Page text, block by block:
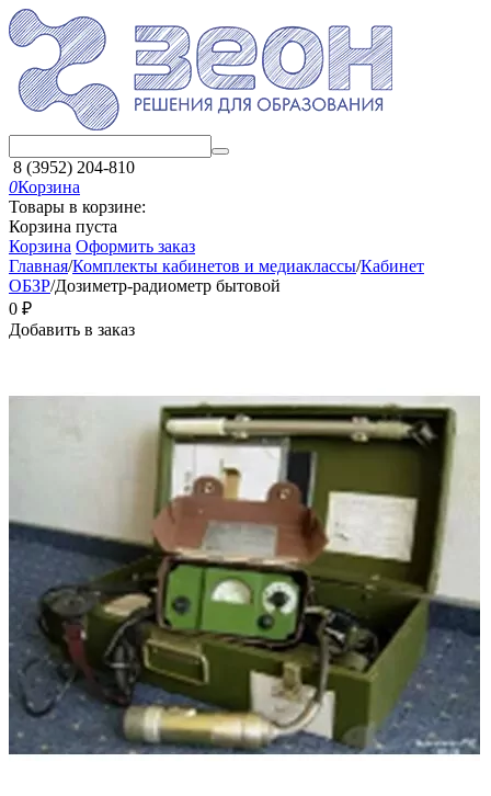
8 (3952) 204-810
0Корзина
Товары в корзине:
Корзина пуста
Корзина Оформить заказ
Главная/Комплекты кабинетов и медиаклассы/Кабинет
ОБЗР/Дозиметр-радиометр бытовой
‍0‍ ₽
Добавить в заказ